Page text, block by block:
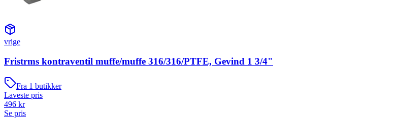
vrige
Fristrms kontraventil muffe/muffe 316/316/PTFE, Gevind 1 3/4"
Fra 1 butikker
Laveste pris
496 kr
Se pris